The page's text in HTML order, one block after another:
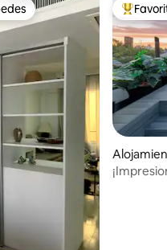
preferido